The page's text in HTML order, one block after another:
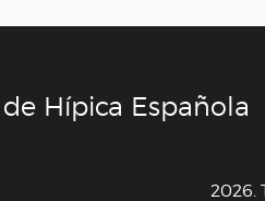
Hípica Española
2026.